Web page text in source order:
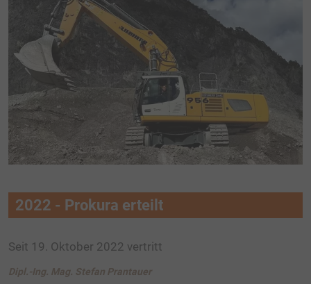
2022 - Prokura erteilt
Seit 19. Oktober 2022 vertritt
Dipl.-Ing. Mag. Stefan Prantauer